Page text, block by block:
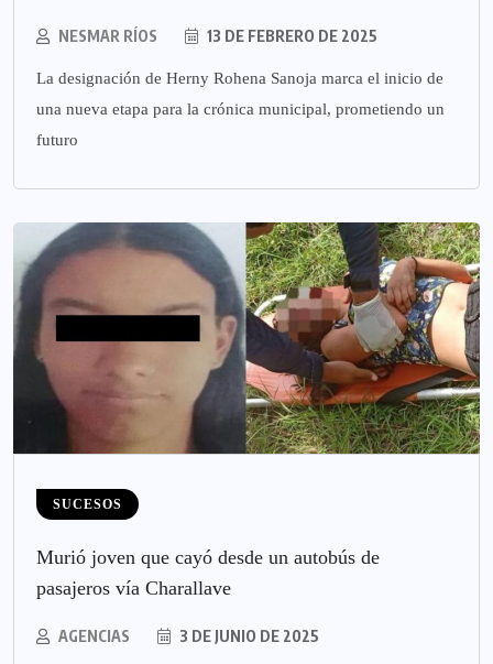
NESMAR RÍOS 13 DE FEBRERO DE 2025
La designación de Herny Rohena Sanoja marca el inicio de
una nueva etapa para la crónica municipal, prometiendo un
futuro
SUCESOS
Murió joven que cayó desde un autobús de
pasajeros vía Charallave
AGENCIAS 3 DE JUNIO DE 2025